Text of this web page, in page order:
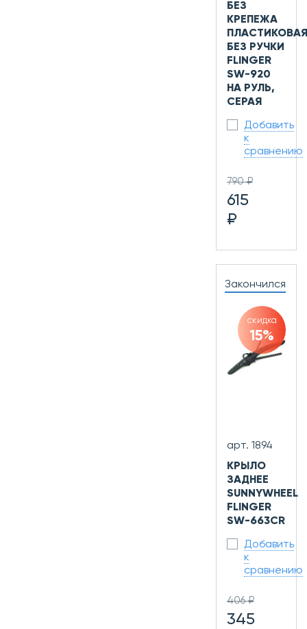
БЕЗ
КРЕПЕЖА
ПЛАСТИКОВАЯ
БЕЗ РУЧКИ
FLINGER
SW-920
НА РУЛЬ,
СЕРАЯ
Добавить
к
сравнению
790 ₽
615
₽
Закончился
скидка
15%
арт. 1894
КРЫЛО
ЗАДНЕЕ
SUNNYWHEEL
FLINGER
SW-663СR
Добавить
к
сравнению
406 ₽
345